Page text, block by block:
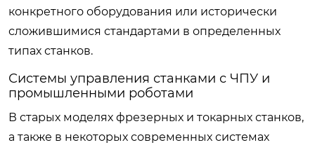
конкретного оборудования или исторически
сложившимися стандартами в определенных
типах станков.
Системы управления станками с ЧПУ и
промышленными роботами
В старых моделях фрезерных и токарных станков,
а также в некоторых современных системах